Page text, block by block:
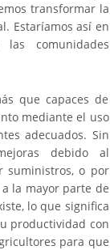
transformar la
Estaríamos así en
comunidades
que capaces de
mediante el uso
adecuados. Sin
debido al
suministros, o por
la mayor parte de
lo que significa
productividad con
para que